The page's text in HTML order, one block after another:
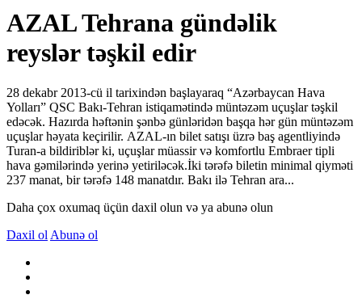
AZAL Tehrana gündəlik
reyslər təşkil edir
28 dekabr 2013-cü il tarixindən başlayaraq “Azərbaycan Hava
Yolları” QSC Bakı-Tehran istiqamətində müntəzəm uçuşlar təşkil
edəcək. Hazırda həftənin şənbə günləridən başqa hər gün müntəzəm
uçuşlar həyata keçirilir. AZAL-ın bilet satışı üzrə baş agentliyində
Turan-a bildiriblər ki, uçuşlar müassir və komfortlu Embraer tipli
hava gəmilərində yerinə yetiriləcək.İki tərəfə biletin minimal qiyməti
237 manat, bir tərəfə 148 manatdır. Bakı ilə Tehran ara...
Daha çox oxumaq üçün daxil olun və ya abunə olun
Daxil ol Abunə ol